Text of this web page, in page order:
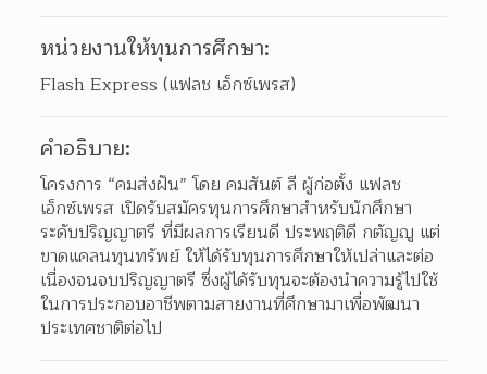
หน่วยงานให้ทุนการศึกษา:
Flash Express (แฟลช เอ็กซ์เพรส)
คำอธิบาย:
โครงการ “คมส่งฝัน” โดย คมสันต์ ลี ผู้ก่อตั้ง แฟลช
เอ็กซ์เพรส เปิดรับสมัครทุนการศึกษาสำหรับนักศึกษา
ระดับปริญญาตรี ที่มีผลการเรียนดี ประพฤติดี กตัญญู แต่
ขาดแคลนทุนทรัพย์ ให้ได้รับทุนการศึกษาให้เปล่าและต่อ
เนื่องจนจบปริญญาตรี ซึ่งผู้ได้รับทุนจะต้องนำความรู้ไปใช้
ในการประกอบอาชีพตามสายงานที่ศึกษามาเพื่อพัฒนา
ประเทศชาติต่อไป